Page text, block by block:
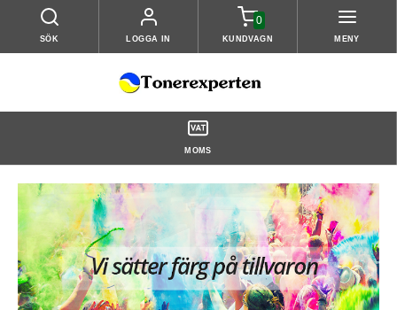
SÖK LOGGA IN
0
KUNDVAGN MENY
MOMS